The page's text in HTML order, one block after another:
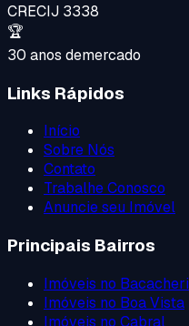
CRECIJ 3338
🏆
30 anos demercado
Links Rápidos
Início
Sobre Nós
Contato
Trabalhe Conosco
Anuncie seu Imóvel
Principais Bairros
Imóveis no Bacacheri
Imóveis no Boa Vista
Imóveis no Cabral